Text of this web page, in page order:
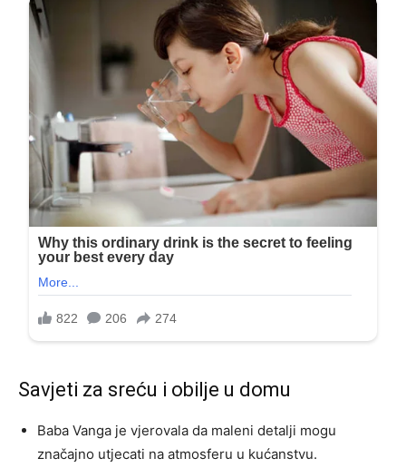
Savjeti za sreću i obilje u domu
Baba Vanga je vjerovala da maleni detalji mogu
značajno utjecati na atmosferu u kućanstvu.